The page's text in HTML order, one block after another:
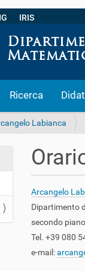
IRIS
Ricerca
Labianca
Arcangelo
Dipartimento
secondo
Tel. +39 080
e-mail: